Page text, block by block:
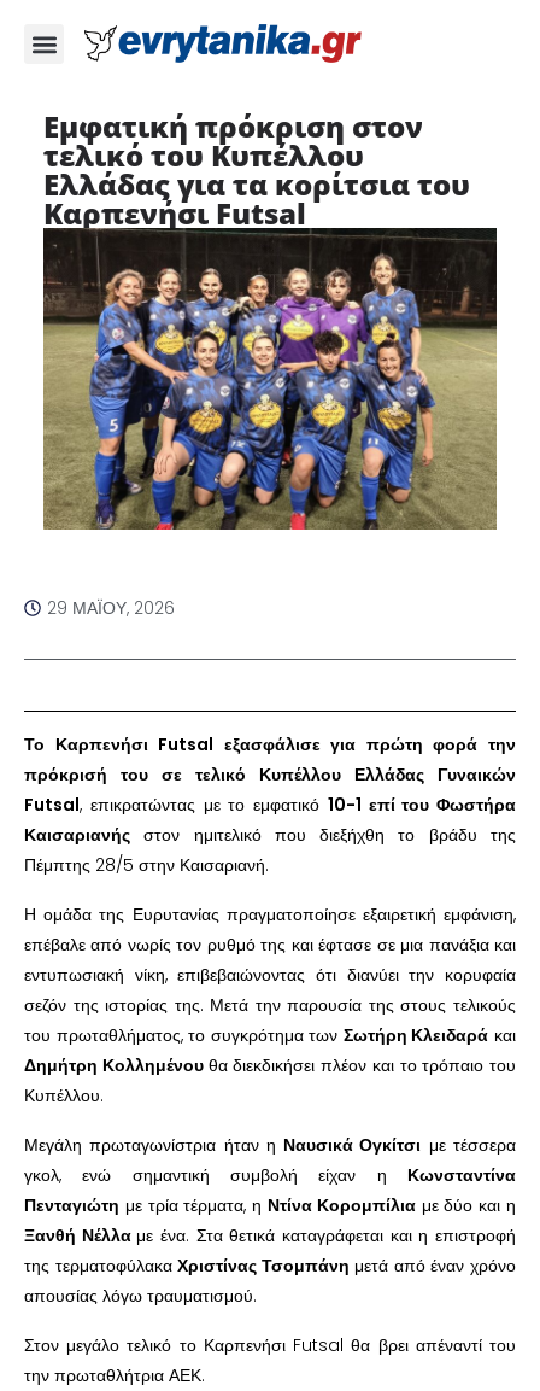
Εμφατική πρόκριση στον
τελικό του Κυπέλλου
Ελλάδας για τα κορίτσια του
Καρπενήσι Futsal
29 ΜΑΪ́ΟΥ, 2026
Το Καρπενήσι Futsal εξασφάλισε για πρώτη φορά την
πρόκρισή του σε τελικό Κυπέλλου Ελλάδας Γυναικών
Futsal, επικρατώντας με το εμφατικό 10-1 επί του Φωστήρα
Καισαριανής στον ημιτελικό που διεξήχθη το βράδυ της
Πέμπτης 28/5 στην Καισαριανή.
Η ομάδα της Ευρυτανίας πραγματοποίησε εξαιρετική εμφάνιση,
επέβαλε από νωρίς τον ρυθμό της και έφτασε σε μια πανάξια και
εντυπωσιακή νίκη, επιβεβαιώνοντας ότι διανύει την κορυφαία
σεζόν της ιστορίας της. Μετά την παρουσία της στους τελικούς
του πρωταθλήματος, το συγκρότημα των Σωτήρη Κλειδαρά και
Δημήτρη Κολλημένου θα διεκδικήσει πλέον και το τρόπαιο του
Κυπέλλου.
Μεγάλη πρωταγωνίστρια ήταν η Ναυσικά Ογκίτσι με τέσσερα
γκολ, ενώ σημαντική συμβολή είχαν η Κωνσταντίνα
Πενταγιώτη με τρία τέρματα, η Ντίνα Κορομπίλιαμε δύο και η
Ξανθή Νέλλα με ένα. Στα θετικά καταγράφεται και η επιστροφή
της τερματοφύλακαΧριστίνας Τσομπάνη μετά από έναν χρόνο
απουσίας λόγω τραυματισμού.
Στον μεγάλο τελικό το Καρπενήσι Futsal θα βρει απέναντί του
την πρωταθλήτρια ΑΕΚ.